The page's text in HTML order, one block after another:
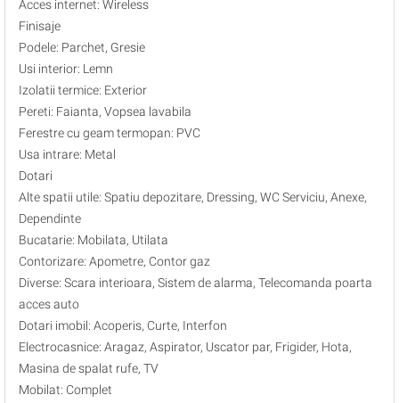
Acces internet: Wireless
Finisaje
Podele: Parchet, Gresie
Usi interior: Lemn
Izolatii termice: Exterior
Pereti: Faianta, Vopsea lavabila
Ferestre cu geam termopan: PVC
Usa intrare: Metal
Dotari
Alte spatii utile: Spatiu depozitare, Dressing, WC Serviciu, Anexe,
Dependinte
Bucatarie: Mobilata, Utilata
Contorizare: Apometre, Contor gaz
Diverse: Scara interioara, Sistem de alarma, Telecomanda poarta
acces auto
Dotari imobil: Acoperis, Curte, Interfon
Electrocasnice: Aragaz, Aspirator, Uscator par, Frigider, Hota,
Masina de spalat rufe, TV
Mobilat: Complet